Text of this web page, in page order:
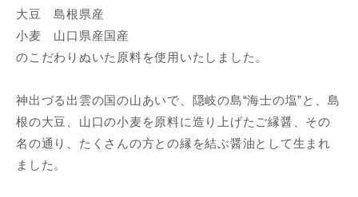
大豆 島根県産
小麦 山口県産国産
のこだわりぬいた原料を使用いたしました。
神出づる出雲の国の山あいで、隠岐の島“海士の塩”と、島
根の大豆、山口の小麦を原料に造り上げたご縁醤、その
名の通り、たくさんの方との縁を結ぶ醤油として生まれ
ました。